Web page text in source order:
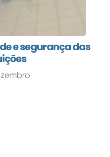
e segurança das